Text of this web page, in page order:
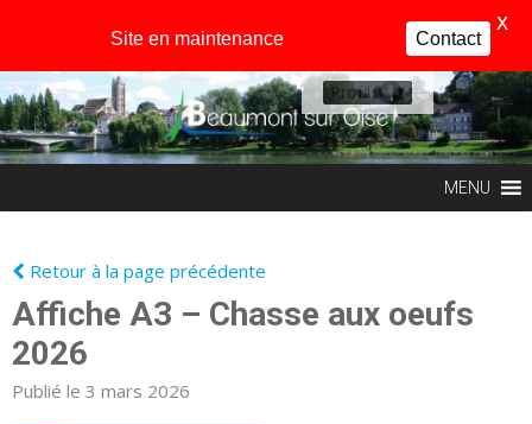
Profil
MENU
Retour à la page précédente
Affiche A3 – Chasse aux oeufs
2026
Publié le 3 mars 2026
Site en maintenance Contact
X